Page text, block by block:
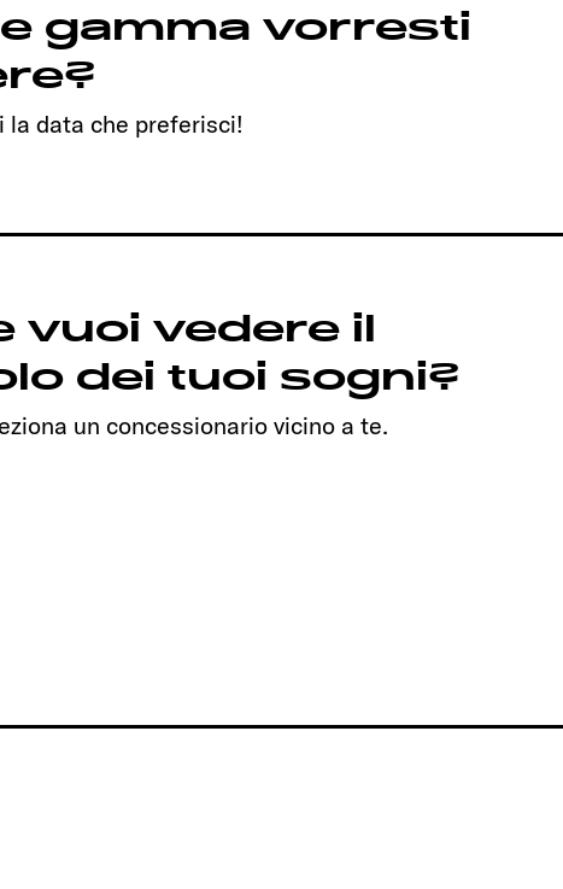
gamma vorresti
la data che preferisci!
vuoi vedere il
dei tuoi sogni?
un concessionario vicino a te.